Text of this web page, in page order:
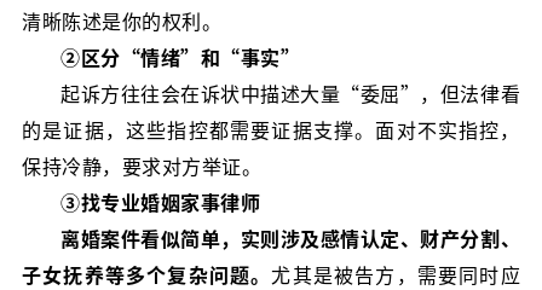
清晰陈述是你的权利。
②区分“情绪”和“事实”
起诉方往往会在诉状中描述大量“委屈”，但法律看
的是证据，这些指控都需要证据支撑。面对不实指控，
保持冷静，要求对方举证。
③找专业婚姻家事律师
离婚案件看似简单，实则涉及感情认定、财产分割、
子女抚养等多个复杂问题。尤其是被告方，需要同时应